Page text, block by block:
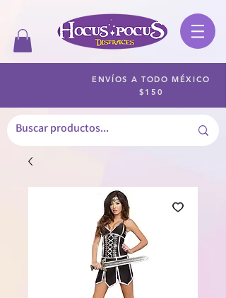
ENVÍOS A TODO MÉXICO
$150